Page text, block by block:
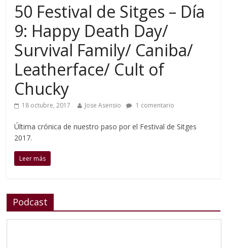
50 Festival de Sitges – Día
9: Happy Death Day/
Survival Family/ Caniba/
Leatherface/ Cult of
Chucky
18 octubre, 2017 Jose Asensio 1 comentario
Última crónica de nuestro paso por el Festival de Sitges
2017.
Leer más
Podcast